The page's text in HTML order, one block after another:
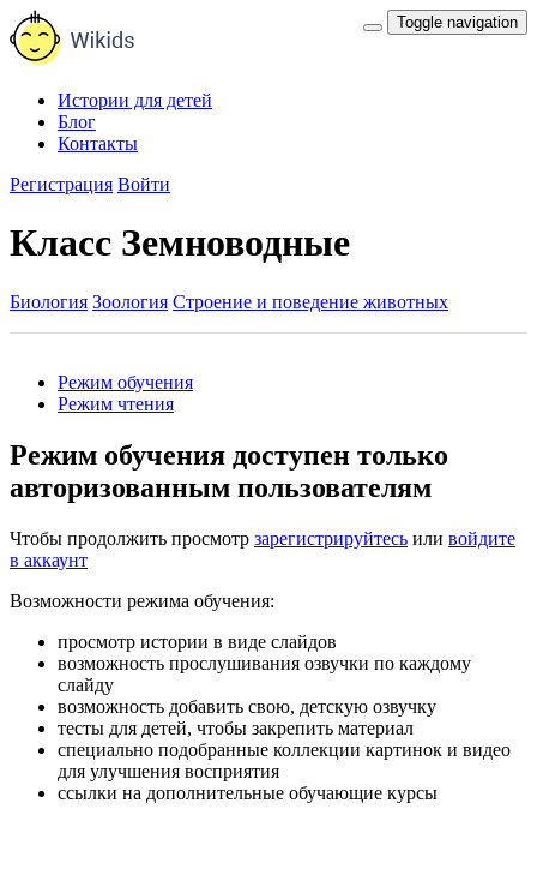
Toggle navigation
Истории для детей
Блог
Контакты
Регистрация Войти
Класс Земноводные
Биология Зоология Строение и поведение животных
Режим обучения
Режим чтения
Режим обучения доступен только
авторизованным пользователям
Чтобы продолжить просмотр зарегистрируйтесь или войдите
в аккаунт
Возможности режима обучения:
просмотр истории в виде слайдов
возможность прослушивания озвучки по каждому
слайду
возможность добавить свою, детскую озвучку
тесты для детей, чтобы закрепить материал
специально подобранные коллекции картинок и видео
для улучшения восприятия
ссылки на дополнительные обучающие курсы